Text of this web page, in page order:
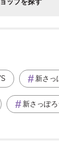
新さっ
新さっぽ